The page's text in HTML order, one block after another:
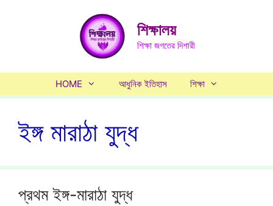
শিক্ষালয়
শিক্ষা জগতের দিশারী
HOME আধুনিক ইতিহাস শিক্ষা
ইঙ্গ মারাঠা যুদ্ধ
প্রথম ইঙ্গ-মারাঠা যুদ্ধ